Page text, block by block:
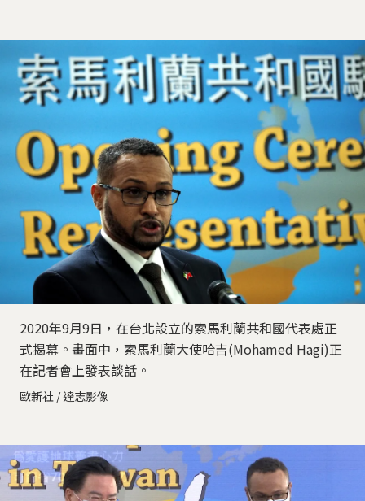
2020年9月9日，在台北設立的索馬利蘭共和國代表處正
式揭幕。畫面中，索馬利蘭大使哈吉(Mohamed Hagi)正
在記者會上發表談話。
歐新社 / 達志影像